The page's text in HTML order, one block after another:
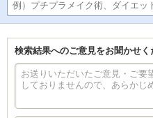
検索結果へのご意見をお聞かせく